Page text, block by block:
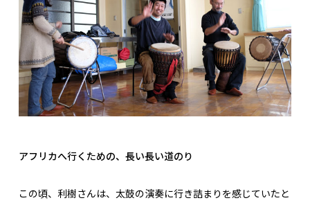
アフリカへ行くための、長い長い道のり
この頃、利樹さんは、太鼓の演奏に行き詰まりを感じていたと